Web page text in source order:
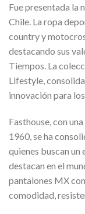
Fue presentada la
Chile. La ropa
country y
destacando sus
Tiempos. La
Lifestyle,
innovación para
Fasthouse, con
1960, se ha
quienes buscan
destacan en el
pantalones MX
comodidad,